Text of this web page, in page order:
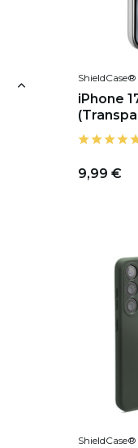
ShieldCase®
iPhone
9,99 €
ShieldCase®